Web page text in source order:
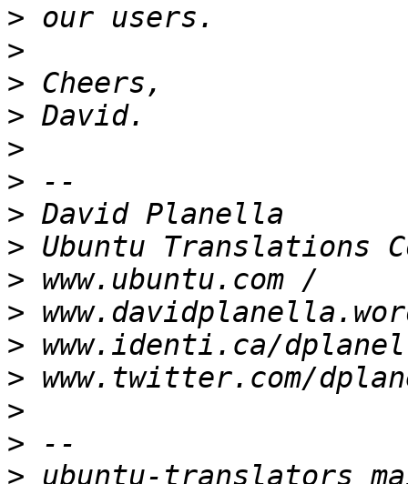
>
>
>
>
>
>
>
>
>
>
>
>
>
>
>